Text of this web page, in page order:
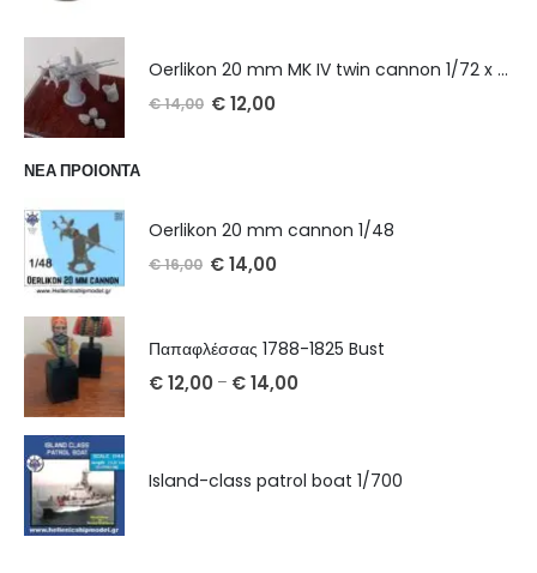
Oerlikon 20 mm MK IV twin cannon 1/72 x 2 τμχ
€14,00 €12,00
ΝΕΑ ΠΡΟΙΟΝΤΑ
Oerlikon 20 mm cannon 1/48
€16,00 €14,00
Παπαφλέσσας 1788-1825 Bust
€12,00 – €14,00
Island-class patrol boat 1/700